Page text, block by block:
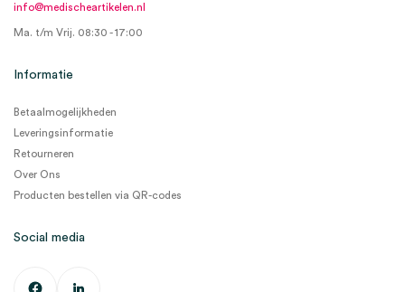
info@medischeartikelen.nl
Ma. t/m Vrij. 08:30 - 17:00
Informatie
Betaalmogelijkheden
Leveringsinformatie
Retourneren
Over Ons
Producten bestellen via QR-codes
Social media